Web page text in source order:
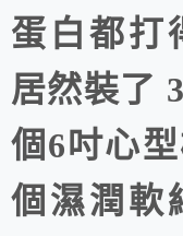
蛋白都打
居然裝了
個6吋心
個濕潤軟